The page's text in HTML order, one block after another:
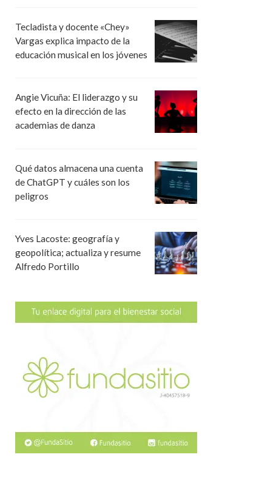
Tecladista y docente «Chey»
Vargas explica impacto de la
educación musical en los jóvenes
Angie Vicuña: El liderazgo y su
efecto en la dirección de las
academias de danza
Qué datos almacena una cuenta
de ChatGPT y cuáles son los
peligros
Yves Lacoste: geografía y
geopolítica; actualiza y resume
Alfredo Portillo